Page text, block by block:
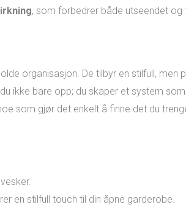
, som forbedrer både utseendet og
organisasjon. De tilbyr en stilfull, men
ikke bare opp; du skaper et system
som gjør det enkelt å finne det du
en stilfull touch til din åpne garderobe.